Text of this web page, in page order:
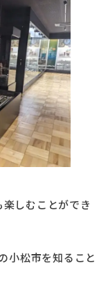
しむことができ
小松市を知ること